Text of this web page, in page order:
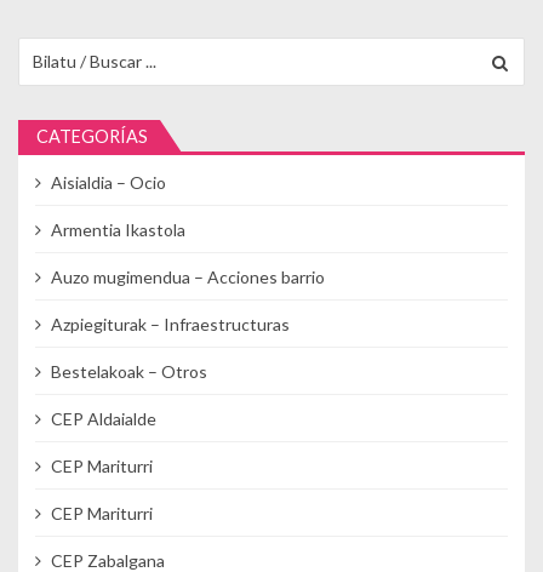
CATEGORÍAS
Aisialdia – Ocio
Armentia Ikastola
Auzo mugimendua – Acciones barrio
Azpiegiturak – Infraestructuras
Bestelakoak – Otros
CEP Aldaialde
CEP Mariturri
CEP Mariturri
CEP Zabalgana